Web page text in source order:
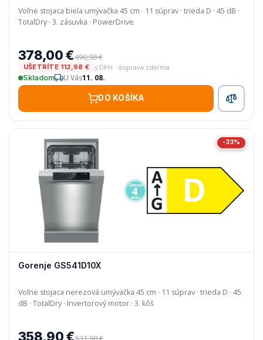
Voľne stojaca biela umývačka 45 cm · 11 súprav · trieda D · 45 dB ·
TotalDry · 3. zásuvka · PowerDrive
378,00 €490,98 €
UŠETRÍTE 112,98 €
s DPH · doprava zdarma
Skladom
U Vás11. 08.
DO KOŠÍKA
-33%
Gorenje GS541D10X
Voľne stojaca nerezová umývačka 45 cm · 11 súprav · trieda D · 45
dB · TotalDry · Invertorový motor · 3. kôš
358,90 €